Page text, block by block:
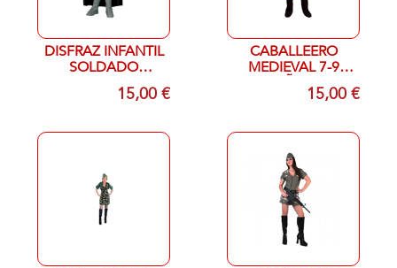
DISFRAZ INFANTIL
SOLDADO
MEDIEVAL 7-9
AÑOS15,00 €
CABALLEERO
MEDIEVAL 7-9
AÑOS15,00 €